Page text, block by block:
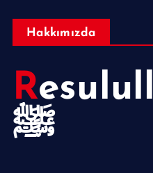
Hakkımızda
Resulullah
ﷺ